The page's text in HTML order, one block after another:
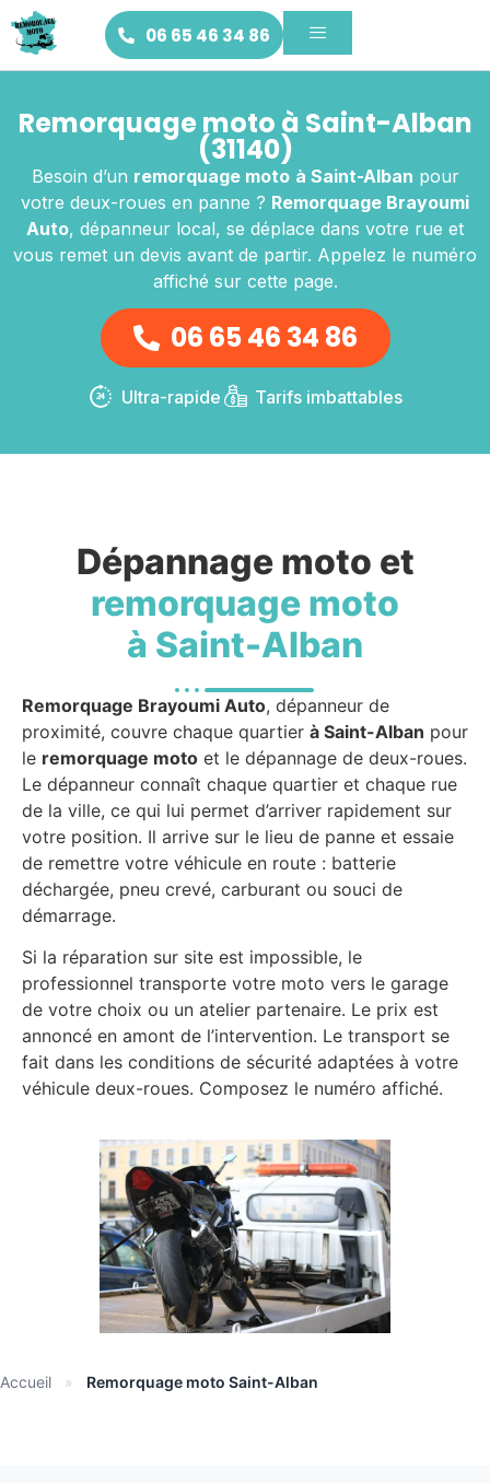
06 65 46 34 86
Remorquage moto à Saint-Alban
(31140)
Besoin d’un remorquage moto à Saint-Alban pour
votre deux-roues en panne ? Remorquage Brayoumi
Auto, dépanneur local, se déplace dans votre rue et
vous remet un devis avant de partir. Appelez le numéro
affiché sur cette page.
06 65 46 34 86
Ultra-rapide Tarifs imbattables
Dépannage moto et
remorquage moto
à Saint-Alban
Remorquage Brayoumi Auto, dépanneur de
proximité, couvre chaque quartier à Saint-Alban pour
le remorquage moto et le dépannage de deux-roues.
Le dépanneur connaît chaque quartier et chaque rue
de la ville, ce qui lui permet d’arriver rapidement sur
votre position. Il arrive sur le lieu de panne et essaie
de remettre votre véhicule en route : batterie
déchargée, pneu crevé, carburant ou souci de
démarrage.
Si la réparation sur site est impossible, le
professionnel transporte votre moto vers le garage
de votre choix ou un atelier partenaire. Le prix est
annoncé en amont de l’intervention. Le transport se
fait dans les conditions de sécurité adaptées à votre
véhicule deux-roues. Composez le numéro affiché.
Accueil » Remorquage moto Saint-Alban